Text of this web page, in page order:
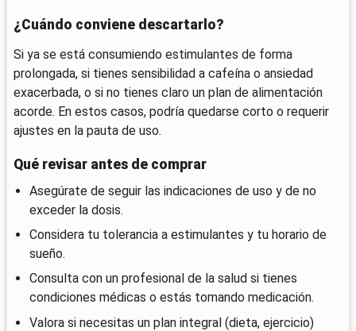
¿Cuándo conviene descartarlo?
Si ya se está consumiendo estimulantes de forma
prolongada, si tienes sensibilidad a cafeína o ansiedad
exacerbada, o si no tienes claro un plan de alimentación
acorde. En estos casos, podría quedarse corto o requerir
ajustes en la pauta de uso.
Qué revisar antes de comprar
Asegúrate de seguir las indicaciones de uso y de no
exceder la dosis.
Considera tu tolerancia a estimulantes y tu horario de
sueño.
Consulta con un profesional de la salud si tienes
condiciones médicas o estás tomando medicación.
Valora si necesitas un plan integral (dieta, ejercicio)